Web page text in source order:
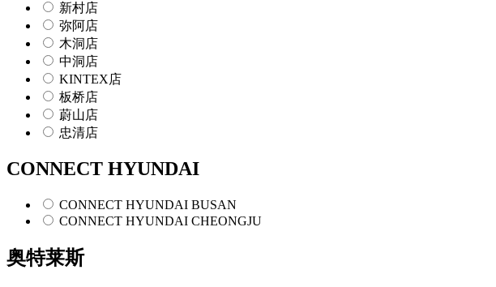
新村店
弥阿店
木洞店
中洞店
KINTEX店
板桥店
蔚山店
忠清店
CONNECT HYUNDAI
CONNECT HYUNDAI BUSAN
CONNECT HYUNDAI CHEONGJU
奥特莱斯